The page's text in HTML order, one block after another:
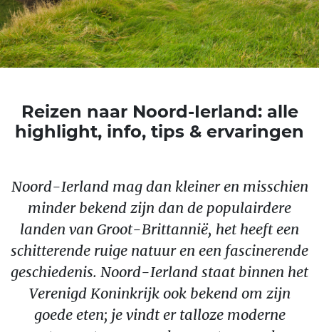
Reizen naar Noord-Ierland: alle
highlight, info, tips & ervaringen
Noord-Ierland mag dan kleiner en misschien
minder bekend zijn dan de populairdere
landen van Groot-Brittannië, het heeft een
schitterende ruige natuur en een fascinerende
geschiedenis. Noord-Ierland staat binnen het
Verenigd Koninkrijk ook bekend om zijn
goede eten; je vindt er talloze moderne